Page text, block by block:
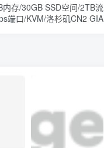
存/30GB SSD空间/2TB流
端口/KVM/洛杉矶CN2 GIA